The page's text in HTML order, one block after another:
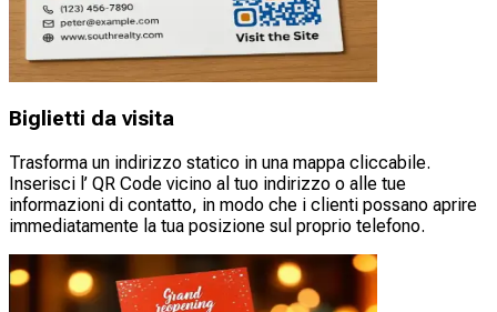
Biglietti da visita
Trasforma un indirizzo statico in una mappa cliccabile.
Inserisci l’ QR Code vicino al tuo indirizzo o alle tue
informazioni di contatto, in modo che i clienti possano aprire
immediatamente la tua posizione sul proprio telefono.